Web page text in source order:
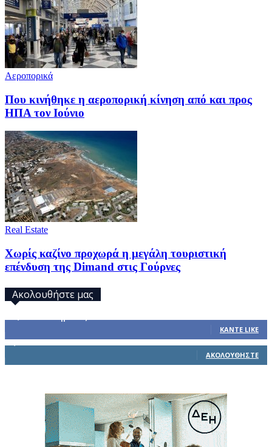
Αεροπορικά
Που κινήθηκε η αεροπορική κίνηση από και προς
ΗΠΑ τον Ιούνιο
Real Estate
Χωρίς καζίνο προχωρά η μεγάλη τουριστική
επένδυση της Dimand στις Γούρνες
Ακολουθήστε μας
ΚΆΝΤΕ LIKE
ΑΚΟΛΟΥΘΉΣΤΕ